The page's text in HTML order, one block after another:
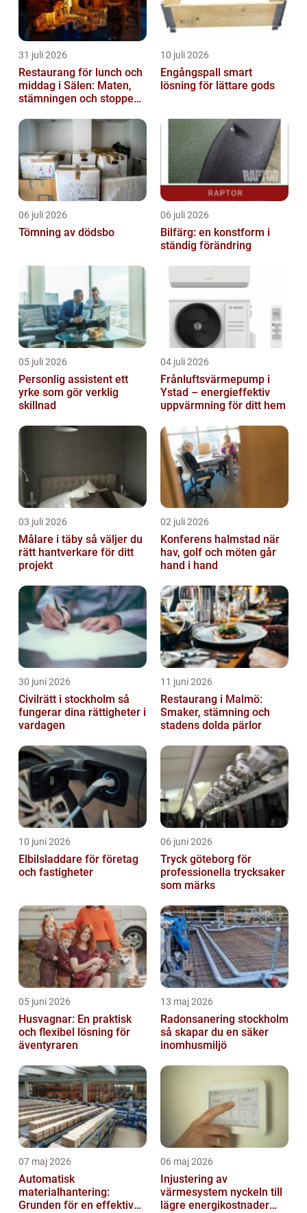
31 juli 2026
Restaurang för lunch och
middag i Sälen: Maten,
stämningen och stoppen
10 juli 2026
Engångspall smart
lösning för lättare gods
06 juli 2026
Tömning av dödsbo
06 juli 2026
Bilfärg: en konstform i
ständig förändring
05 juli 2026
Personlig assistent ett
yrke som gör verklig
skillnad
04 juli 2026
Frånluftsvärmepump i
Ystad – energieffektiv
uppvärmning för ditt hem
03 juli 2026
Målare i täby så väljer du
rätt hantverkare för ditt
projekt
02 juli 2026
Konferens halmstad när
hav, golf och möten går
hand i hand
30 juni 2026
Civilrätt i stockholm så
fungerar dina rättigheter i
vardagen
11 juni 2026
Restaurang i Malmö:
Smaker, stämning och
stadens dolda pärlor
10 juni 2026
Elbilsladdare för företag
och fastigheter
06 juni 2026
Tryck göteborg för
professionella trycksaker
som märks
05 juni 2026
Husvagnar: En praktisk
och flexibel lösning för
äventyraren
13 maj 2026
Radonsanering stockholm
så skapar du en säker
inomhusmiljö
07 maj 2026
Automatisk
materialhantering:
Grunden för en effektiv
06 maj 2026
Injustering av
värmesystem nyckeln till
lägre energikostnader